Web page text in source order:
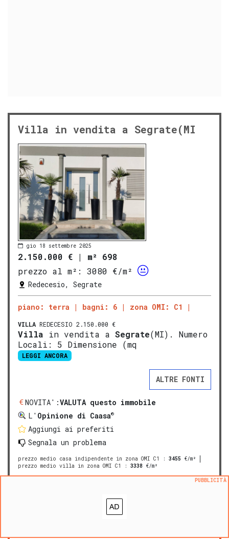
Villa in vendita a Segrate(MI
gio 18 settembre 2025
2.150.000 € | m² 698
prezzo al m²:
3080 €/m²
Redecesio, Segrate
piano: terra bagni: 6 zona OMI: C1
VILLA REDECESIO 2.150.000 €
Villa in vendita a Segrate(MI). Numero
Locali: 5 Dimensione (mq
LEGGI ANCORA
ALTRE FONTI
NOVITA':VALUTA questo immobile
L' Opinione di Caasa®
Aggiungi ai preferiti
Segnala un problema
prezzo medio casa indipendente in zona OMI C1 : 3455 €/m²
prezzo medio villa in zona OMI C1
: 3338 €/m²
Casa indipendente in vendita a
PUBBLICITÀ